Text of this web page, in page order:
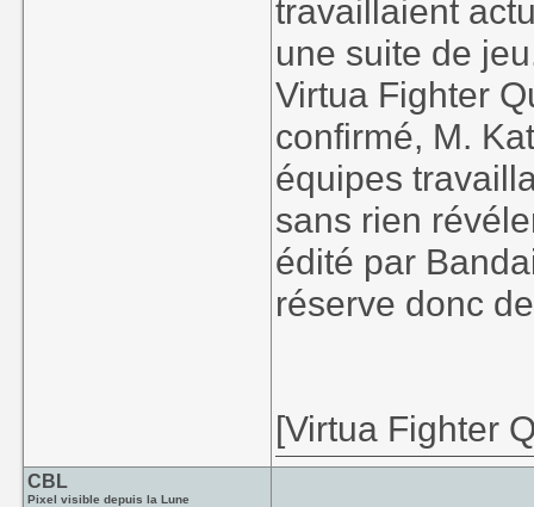
travaillaient
une suite de
Virtua Fighter
confirmé, M.
équipes
sans rien
édité par
réserve donc
[Virtua Fighter
CBL
Pixel visible depuis la Lune